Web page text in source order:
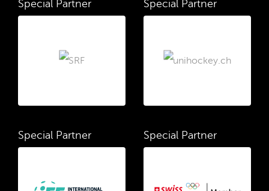
Special Partner Special Partner
Special Partner Special Partner